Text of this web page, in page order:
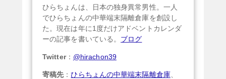
ひらちょんは、日本の独身異常男性。一人
でひらちょんの中華端末隔離倉庫を創設し
た。現在は年に1度だけアドベントカレンダ
ーの記事を書いている。 ブログ
Twitter： @hirachon39
寄稿先 ：ひらちょんの中華端末隔離倉庫、